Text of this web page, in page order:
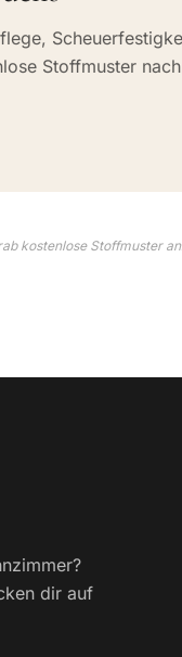
Stoffmuster
kostenlose Stoffmuster
dir auf